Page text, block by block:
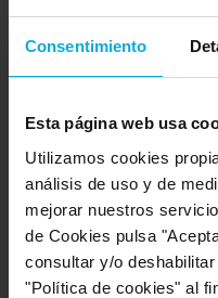
Consentimiento
Esta página web usa
Utilizamos cookies
análisis de uso y de
mejorar nuestros
de Cookies pulsa
consultar y/o
"Política de cookies" al
Mantenimiento
protegidos y a pleno
desde 35€/ mes